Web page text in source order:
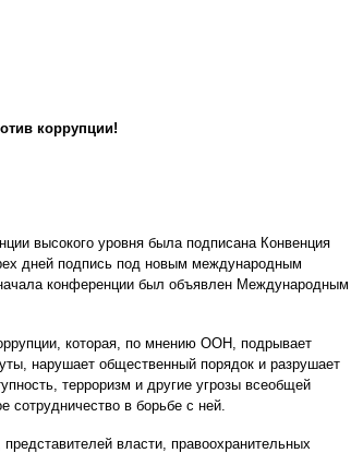
коррупции!
высокого уровня была подписана Конвенция
дней подпись под новым международным
конференции был объявлен Международным
которая, по мнению ООН, подрывает
нарушает общественный порядок и разрушает
терроризм и другие угрозы всеобщей
сотрудничество в борьбе с ней.
власти, правоохранительных